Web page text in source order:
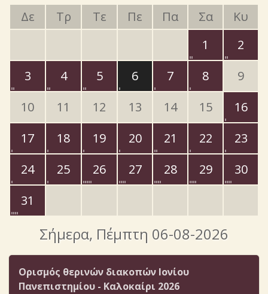
Δε Τρ Τε Πε Πα Σα
Κυ
1
2
3
4 5 6 7 8
9
10
11 12 13 14 15
16
17
18 19 20 21 22
23
24
25 26 27 28 29
30
31
Σήμερα, Πέμπτη 06-08-2026
Ορισμός θερινών διακοπών Ιονίου
Πανεπιστημίου - Καλοκαίρι 2026